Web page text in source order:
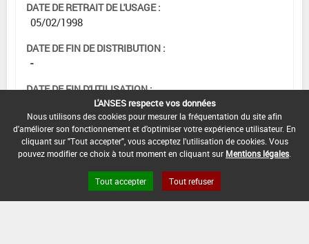
DATE DE RETRAIT DE L'USAGE :
05/02/1998
DATE DE FIN DE DISTRIBUTION :
-
DATE DE FIN D'UTILISATION :
L'ANSES respecte vos données
Nous utilisons des cookies pour mesurer la fréquentation du site afin
d'améliorer son fonctionnement et d'optimiser votre expérience utilisateur. En
cliquant sur "Tout accepter", vous acceptez l'utilisation de cookies. Vous
pouvez modifier ce choix à tout moment en cliquant sur Mentions légales
Tout accepter Tout refuser